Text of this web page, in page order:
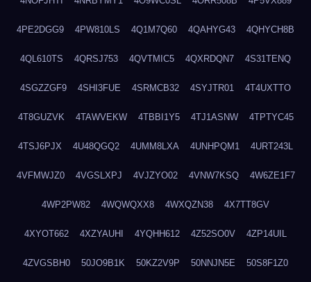
4PE2DGG9 4PW810LS 4Q1M7Q60 4QAHYG43 4QHYCH8B
4QL610TS 4QRSJ753 4QVTMIC5 4QXRDQN7 4S31TENQ
4SGZZGF9 4SHI3FUE 4SRMCB32 4SYJTR01 4T4UXTTO
4T8GUZVK 4TAWVEKW 4TBBI1Y5 4TJ1ASNW 4TPTYC45
4TSJ6PJX 4U48QGQ2 4UMM8LXA 4UNHPQM1 4URT243L
4VFMWJZ0 4VGSLXPJ 4VJZYO02 4VNW7KSQ 4W6ZE1F7
4WP2PW82 4WQWQXX8 4WXQZN38 4X7TT8GV
4XYOT662 4XZYAUHI 4YQHH612 4Z52SO0V 4ZP14UIL
4ZVGSBH0 50JO9B1K 50KZ2V9P 50NNJN5E 50S8F1Z0